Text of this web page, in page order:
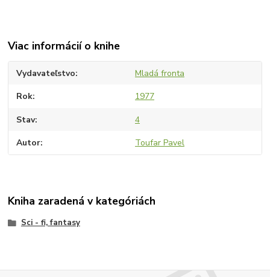
Viac informácií o knihe
Vydavateľstvo Mladá fronta
Rok 1977
Stav 4
Autor Toufar Pavel
Kniha zaradená v kategóriách
Sci - fi, fantasy